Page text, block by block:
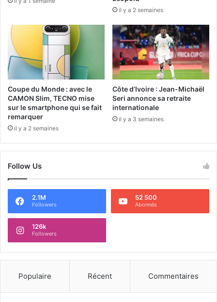
il y a 2 semaines
Coupe du Monde : avec le
CAMON Slim, TECNO mise
sur le smartphone qui se fait
remarquer
il y a 2 semaines
Côte d’Ivoire : Jean-Michaël
Seri annonce sa retraite
internationale
il y a 3 semaines
Follow Us
2.1M
Followers
52 500
Abonnés
126k
Followers
Populaire Récent Commentaires